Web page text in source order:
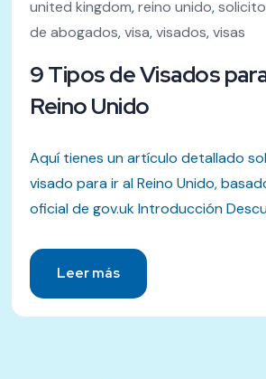
united kingdom,reino unido,
de abogados,visa,visados,visas
9 Tipos de Visados
Reino Unido
Aquí tienes un artículo detallado
visado para ir al Reino Unido,
oficial de gov.uk Introducción
Leer más